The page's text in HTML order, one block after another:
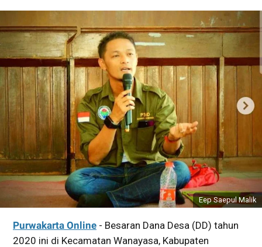
Eep Saepul Malik
Purwakarta Online - Besaran Dana Desa (DD) tahun
2020 ini di Kecamatan Wanayasa, Kabupaten